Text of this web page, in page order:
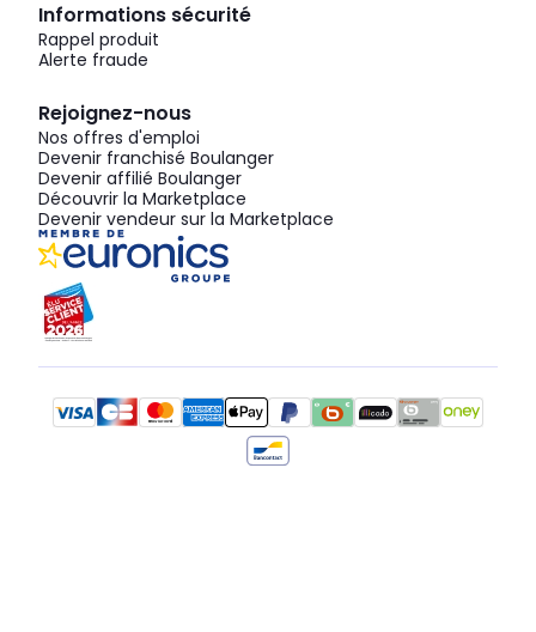
Informations sécurité
Rappel produit
Alerte fraude
Rejoignez-nous
Nos offres d'emploi
Devenir franchisé Boulanger
Devenir affilié Boulanger
Découvrir la Marketplace
Devenir vendeur sur la Marketplace